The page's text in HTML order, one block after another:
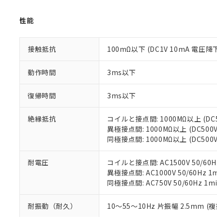
性能
接触抵抗 100mΩ以下 (DC1V 10mA 電圧降
動作時間 3ms以下
復帰時間 3ms以下
絶縁抵抗
コイルと接点間: 1000MΩ以上
異極接点間: 1000MΩ以上
同極接点間: 1000MΩ以上
耐電圧
コイルと接点間: AC1500V 50/
異極接点間: AC1000V 50/60Hz
同極接点間: AC750V 50/60Hz
耐振動（耐久） 10～55～10Hz 片振幅 2.5mm (
在庫状況お
のであり、
オムロン制
す。
マイパーツ
ている必要
お客様が当
※当社の共同
いる法人を指
フタル酸エステル類の
※3 非含有証明
下記の非含有証明
EU RoHS指令（10
51物質の非含有証
また、RoHS指令
Pb(鉛) :1000ppm、
Cr(Ⅵ)(六価クロム) :
DBP(フタル酸ジブチル
DEHP(フタル酸ビス(2-
「ｅ」：有害物質
「10」：通常の使
味します。
「－」：未確認で
当社は規制
ます。
当社は貴社
また当社は
○ 一定数以
機器販
空
白
受注生